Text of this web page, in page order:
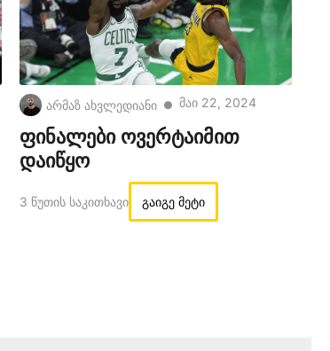
არმაზ ახვლედიანი ● Მაი 22, 2024
ფინალები ოვერტაიმით
დაიწყო
3 Წუთის Საკითხავი გაიგე მეტი